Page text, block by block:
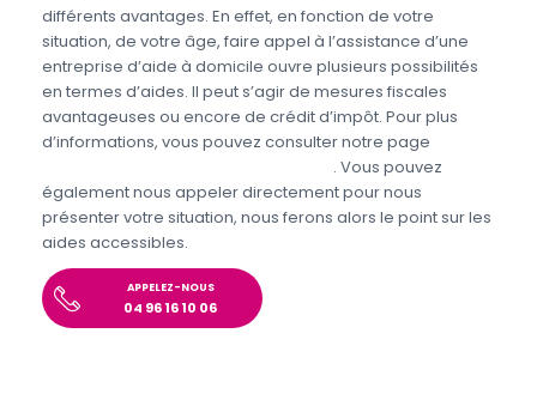
différents avantages. En effet, en fonction de votre
situation, de votre âge, faire appel à l’assistance d’une
entreprise d’aide à domicile ouvre plusieurs possibilités
en termes d’aides. Il peut s’agir de mesures fiscales
avantageuses ou encore de crédit d’impôt. Pour plus
d’informations, vous pouvez consulter notre page
. Vous pouvez
également nous appeler directement pour nous
présenter votre situation, nous ferons alors le point sur les
aides accessibles.
APPELEZ-NOUS
04 96 16 10 06